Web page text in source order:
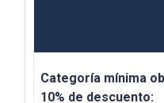
Categoría mínima
10% de descuento: